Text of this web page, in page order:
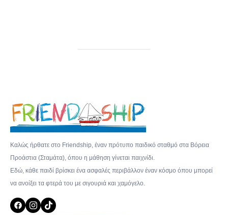
Καλώς ήρθατε στο Friendship, έναν πρότυπο παιδικό σταθμό στα Βόρεια
Προάστια (Σταμάτα), όπου η μάθηση γίνεται παιχνίδι.
Εδώ, κάθε παιδί βρίσκει ένα ασφαλές περιβάλλον έναν κόσμο όπου μπορεί
να ανοίξει τα φτερά του με σιγουριά και χαμόγελο.